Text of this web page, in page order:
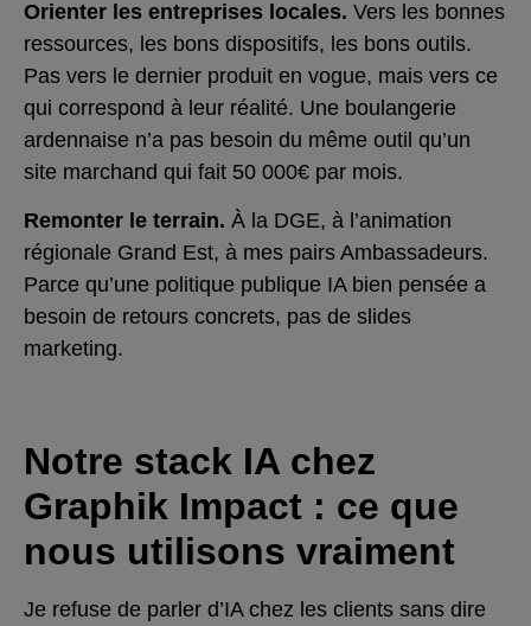
Orienter les entreprises locales. Vers les bonnes
ressources, les bons dispositifs, les bons outils.
Pas vers le dernier produit en vogue, mais vers ce
qui correspond à leur réalité. Une boulangerie
ardennaise n’a pas besoin du même outil qu’un
site marchand qui fait 50 000€ par mois.
Remonter le terrain. À la DGE, à l’animation
régionale Grand Est, à mes pairs Ambassadeurs.
Parce qu’une politique publique IA bien pensée a
besoin de retours concrets, pas de slides
marketing.
Notre stack IA chez
Graphik Impact : ce que
nous utilisons vraiment
Je refuse de parler d’IA chez les clients sans dire